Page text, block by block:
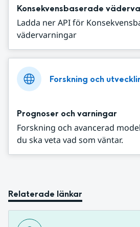
Konsekvensbaserade
Ladda ner API för
vädervarningar
Forskning och
Prognoser och varningar
Forskning och avancerad
du ska veta vad som väntar.
Relaterade länkar